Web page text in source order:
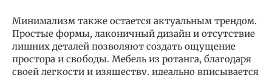
Минимализм также остается актуальным трендом.
Простые формы, лаконичный дизайн и отсутствие
лишних деталей позволяют создать ощущение
простора и свободы. Мебель из ротанга, благодаря
своей легкости и изяществу, идеально вписывается